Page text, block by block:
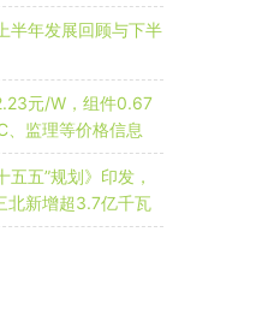
半年发展回顾与下半
元/W，组件0.67
、监理等价格信息
五”规划》印发，
北新增超3.7亿千瓦